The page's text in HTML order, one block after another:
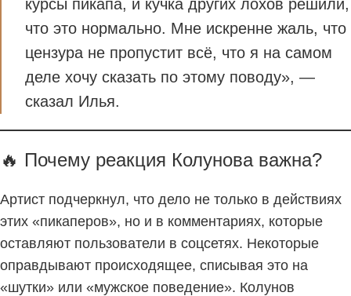
курсы пикапа, и кучка других лохов решили,
что это нормально. Мне искренне жаль, что
цензура не пропустит всё, что я на самом
деле хочу сказать по этому поводу», —
сказал Илья.
🔥 Почему реакция Колунова важна?
Артист подчеркнул, что дело не только в действиях
этих «пикаперов», но и в комментариях, которые
оставляют пользователи в соцсетях. Некоторые
оправдывают происходящее, списывая это на
«шутки» или «мужское поведение». Колунов